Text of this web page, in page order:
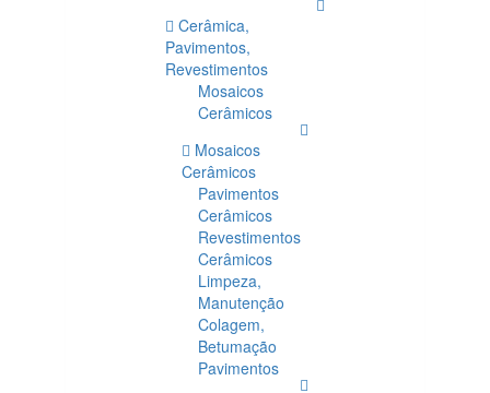
Cerâmica,
Pavimentos,
Revestimentos
Mosaicos
Cerâmicos
Mosaicos
Cerâmicos
Pavimentos
Cerâmicos
Revestimentos
Cerâmicos
Limpeza,
Manutenção
Colagem,
Betumação
Pavimentos